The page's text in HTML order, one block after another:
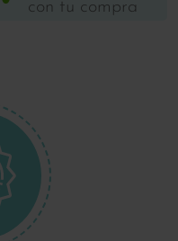
con tu compra